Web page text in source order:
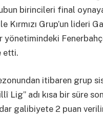
birincileri final
Kırmızı Grup’un lideri
yönetimindeki
etti.
itibaren grup
Lig” adı kısa bir süre
galibiyete 2 puan